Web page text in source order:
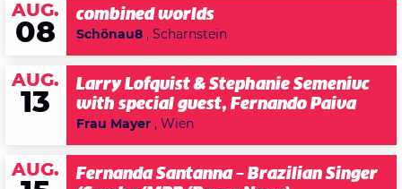
AUG.
08
combined worlds
Schönau8 , Scharnstein
AUG.
13
Larry Lofquist & Stephanie Semeniuc
with special guest, Fernando Paiva
Frau Mayer , Wien
AUG.
Fernanda Santanna – Brazilian Singer